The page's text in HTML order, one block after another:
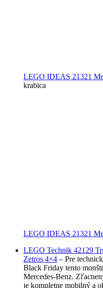
LEGO IDEAS 21321
krabica
LEGO IDEAS 21321
LEGO Technik 42129
Zetros 4×4 – Pre
Black Friday tento
Mercedes-Benz.
je kompletne mobilný a